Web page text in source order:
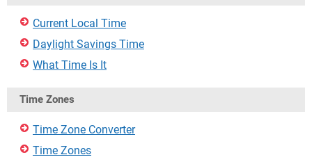
Current Local Time
Daylight Savings Time
What Time Is It
Time Zones
Time Zone Converter
Time Zones